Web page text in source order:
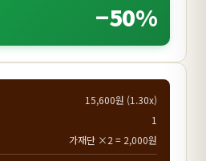
−50%
15,600원 (1.30x)
1
가재단 ×2 = 2,000원